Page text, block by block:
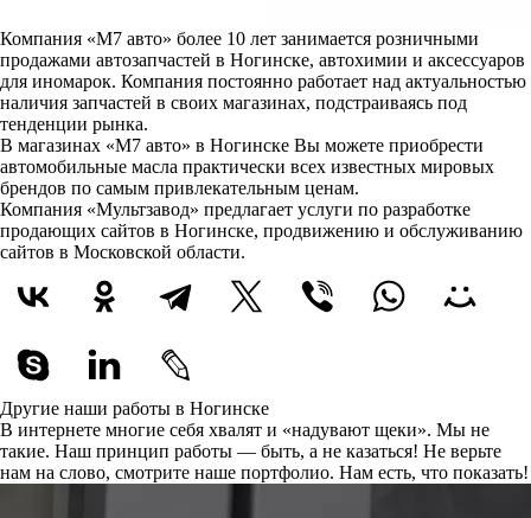
Компания «М7 авто» более 10 лет занимается розничными
продажами автозапчастей в Ногинске, автохимии и аксессуаров
для иномарок. Компания постоянно работает над актуальностью
наличия запчастей в своих магазинах, подстраиваясь под
тенденции рынка.
В магазинах «М7 авто» в Ногинске Вы можете приобрести
автомобильные масла практически всех известных мировых
брендов по самым привлекательным ценам.
Компания «Мультзавод» предлагает услуги по разработке
продающих сайтов в Ногинске, продвижению и обслуживанию
сайтов в Московской области.
Другие наши работы в Ногинске
В интернете многие себя хвалят и «надувают щеки». Мы не
такие. Наш принцип работы — быть, а не казаться! Не верьте
нам на слово, смотрите наше портфолио. Нам есть, что показать!